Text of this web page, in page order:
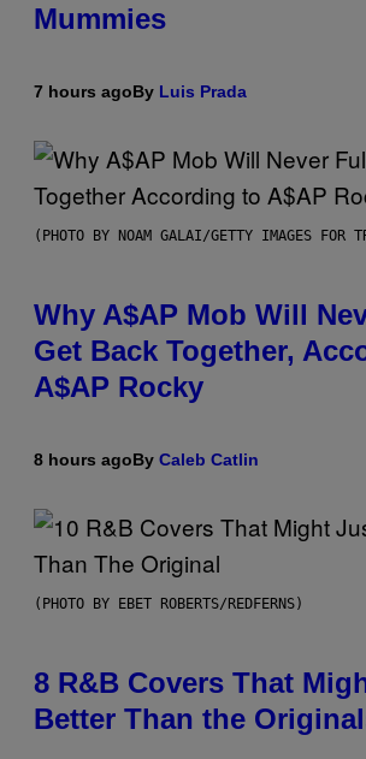
Mummies
7 hours agoBy Luis Prada
(PHOTO BY NOAM GALAI/GETTY IMAGES FOR
Why A$AP Mob Will
Get Back Together,
A$AP Rocky
8 hours agoBy Caleb Catlin
(PHOTO BY EBET ROBERTS/REDFERNS)
8 R&B Covers That
Better Than the